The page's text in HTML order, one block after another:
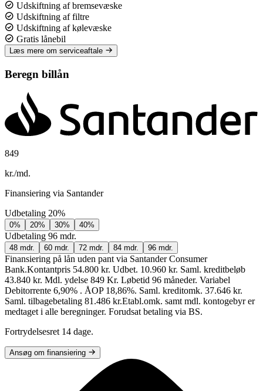
Udskiftning af bremsevæske
Udskiftning af filtre
Udskiftning af kølevæske
Gratis lånebil
Læs mere om serviceaftale
Beregn billån
849
kr./md.
Finansiering via Santander
Udbetaling 20%
0% 20% 30% 40%
Udbetaling 96 mdr.
48 mdr. 60 mdr. 72 mdr. 84 mdr. 96 mdr.
Finansiering på lån uden pant via Santander Consumer
Bank.Kontantpris 54.800 kr. Udbet. 10.960 kr. Saml. kreditbeløb
43.840 kr. Mdl. ydelse 849 Kr. Løbetid 96 måneder. Variabel
Debitorrente 6,90% . ÅOP 18,86%. Saml. kreditomk. 37.646 kr.
Saml. tilbagebetaling 81.486 kr.Etabl.omk. samt mdl. kontogebyr er
medtaget i alle beregninger. Forudsat betaling via BS.
Fortrydelsesret 14 dage.
Ansøg om finansiering